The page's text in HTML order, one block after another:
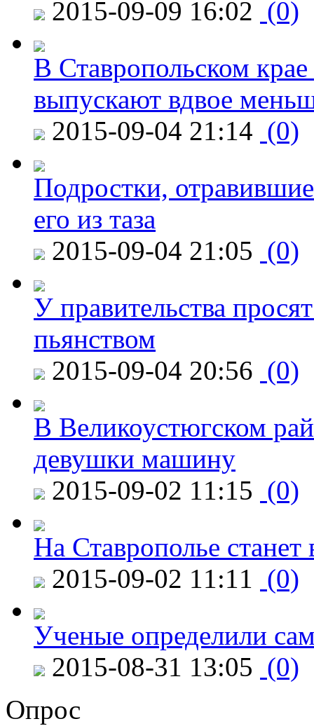
2015-09-09 16:02 (0)
В Ставропольском
выпускают вдвое
2015-09-04 21:14 (0)
Подростки,
его из таза
2015-09-04 21:05 (0)
У правительства
пьянством
2015-09-04 20:56 (0)
В Великоустюгском
девушки машину
2015-09-02 11:15 (0)
На Ставрополье
2015-09-02 11:11 (0)
Ученые определили
2015-08-31 13:05 (0)
Опрос